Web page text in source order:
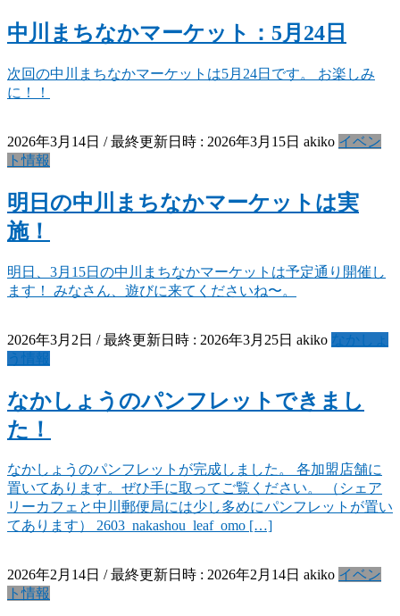
中川まちなかマーケット：5月24日
次回の中川まちなかマーケットは5月24日です。 お楽しみ
に！！
2026年3月14日 / 最終更新日時 : 2026年3月15日 akiko イベン
ト情報
明日の中川まちなかマーケットは実
施！
明日、3月15日の中川まちなかマーケットは予定通り開催し
ます！ みなさん、遊びに来てくださいね〜。
2026年3月2日 / 最終更新日時 : 2026年3月25日 akiko なかしょ
う情報
なかしょうのパンフレットできまし
た！
なかしょうのパンフレットが完成しました。 各加盟店舗に
置いてあります。ぜひ手に取ってご覧ください。 （シェア
リーカフェと中川郵便局には少し多めにパンフレットが置い
てあります） 2603_nakashou_leaf_omo […]
2026年2月14日 / 最終更新日時 : 2026年2月14日 akiko イベン
ト情報